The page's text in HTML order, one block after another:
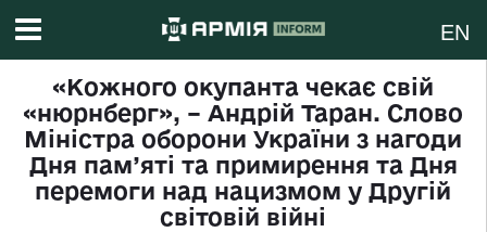
EN
«Кожного окупанта чекає свій
«нюрнберг», – Андрій Таран. Слово
Міністра оборони України з нагоди
Дня пам’яті та примирення та Дня
перемоги над нацизмом у Другій
світовій війні